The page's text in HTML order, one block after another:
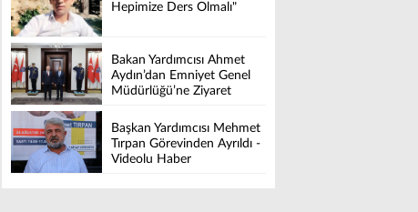
Hepimize Ders Olmalı"
Bakan Yardımcısı Ahmet
Aydın’dan Emniyet Genel
Müdürlüğü’ne Ziyaret
Başkan Yardımcısı Mehmet
Tırpan Görevinden Ayrıldı -
Videolu Haber